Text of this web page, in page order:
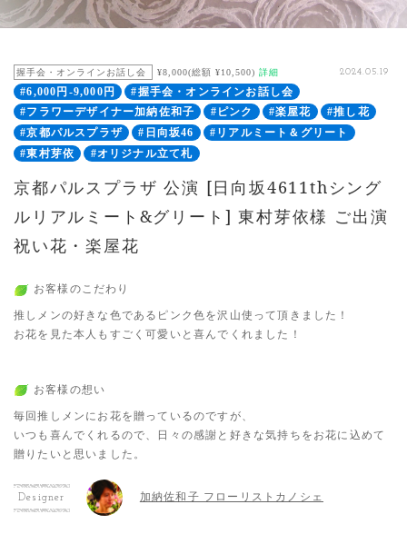
握手会・オンラインお話し会 ¥8,000(総額 ¥10,500) 詳細 2024.05.19
#6,000円-9,000円
#握手会・オンラインお話し会
#フラワーデザイナー加納佐和子
#ピンク #楽屋花
#推し花
#京都パルスプラザ
#日向坂46
#リアルミート＆グリート
#東村芽依
#オリジナル立て札
京都パルスプラザ 公演 [日向坂4611thシング
ルリアルミート&グリート] 東村芽依様 ご出演
祝い花・楽屋花
お客様のこだわり
推しメンの好きな色であるピンク色を沢山使って頂きました！
お花を見た本人もすごく可愛いと喜んでくれました！
お客様の想い
毎回推しメンにお花を贈っているのですが、
いつも喜んでくれるので、日々の感謝と好きな気持ちをお花に込めて
贈りたいと思いました。
Designer 加納佐和子 フローリストカノシェ